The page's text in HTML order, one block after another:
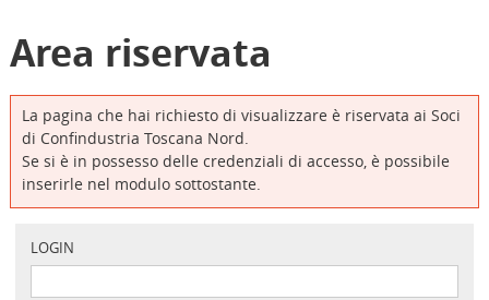
Area riservata
La pagina che hai richiesto di visualizzare è riservata ai Soci
di Confindustria Toscana Nord.
Se si è in possesso delle credenziali di accesso, è possibile
inserirle nel modulo sottostante.
LOGIN